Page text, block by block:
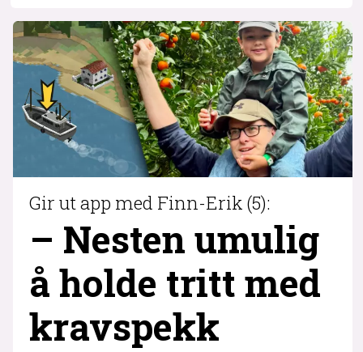
Gir ut app med Finn-Erik (5):
– Nesten umulig
å holde tritt med
krav­spekk